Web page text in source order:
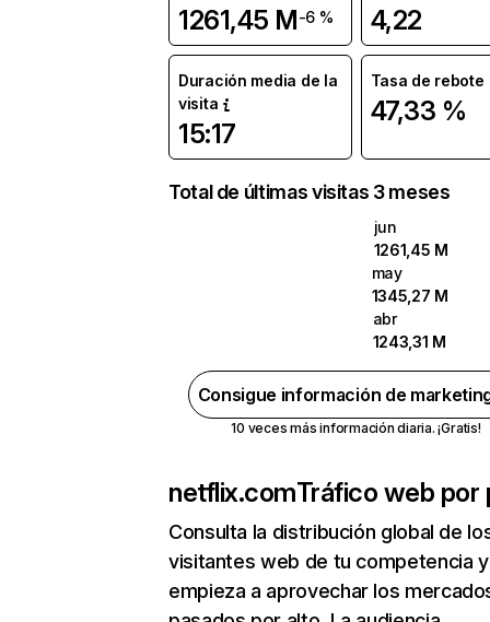
1261,45 M-6 % 4,22
Duración media de la
visita
15:17
Tasa de rebote
47,33 %
Total de últimas visitas 3 meses
jun
1261,45 M
may
1345,27 M
abr
1243,31 M
Consigue información de
10 veces más información diaria. ¡Gratis!
netflix.comTráfico web por
Consulta la distribución global de
visitantes web de tu competencia y
empieza a aprovechar los